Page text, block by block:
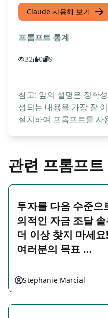
Claude 사용해 보기
프롬프트 통계
32 0 9
참고: 앞의 설명은 정확
성되는 내용을 가장 잘
설치하여 프롬프트를 사
관련 프롬프트
투자를 다음 수준으
의적인 자금 조달
더 이상 찾지 마세
여러분의 목표 …
Stephanie Marcial